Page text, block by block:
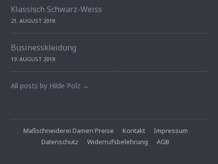
Klassisch Schwarz-Weiss
21. AUGUST 2018
Businesskleidung
19. AUGUST 2018
All posts by Hilde Polz →
Maßschneiderei Damen Preise Kontakt
Impressum
Datenschutz
Widerrufsbelehrung AGB